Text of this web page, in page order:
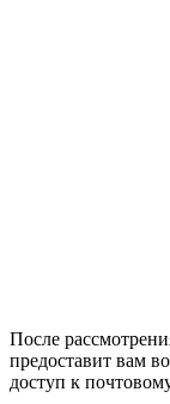
После
предоставит вам
доступ к